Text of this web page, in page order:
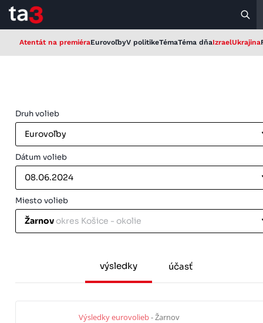
Atentát na premiéraEurovoľbyV politikeTémaTéma dňaIzraelUkrajina
Druh volieb
Eurovoľby
Dátum volieb
08.06.2024
Miesto volieb
Žarnov okres Košice - okolie
výsledky účasť
Výsledky eurovolieb- Žarnov